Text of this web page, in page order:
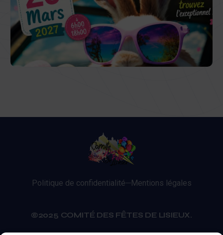
Politique de confidentialité Mentions légales
©2025 COMITÉ DES FÊTES DE LISIEUX.